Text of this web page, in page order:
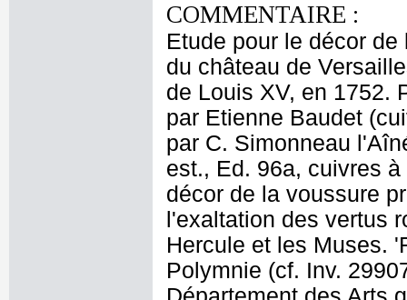
COMMENTAIRE :
Etude pour le décor
du château de
de Louis XV, en 1752.
par Etienne Baudet
par C. Simonneau
est., Ed. 96a, cuivres
décor de la voussure
l'exaltation des vertus
Hercule et les Muses.
Polymnie (cf. Inv.